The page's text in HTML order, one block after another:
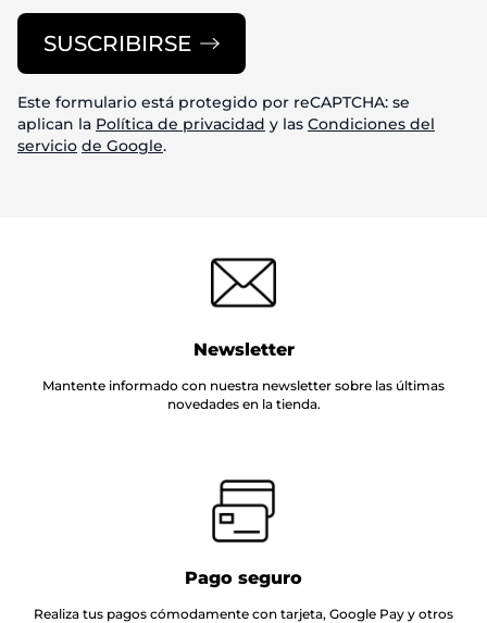
SUSCRIBIRSE
Este formulario está protegido por reCAPTCHA: se
aplican la Política de privacidad y las Condiciones del
servicio de Google.
Newsletter
Mantente informado con nuestra newsletter sobre las últimas
novedades en la tienda.
Pago seguro
Realiza tus pagos cómodamente con tarjeta, Google Pay y otros